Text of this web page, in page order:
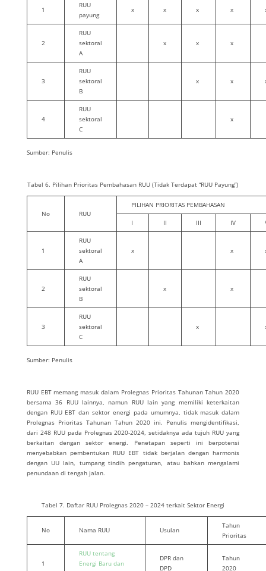
1
RUU
payung
x x x x
2
RUU
sektoral
A
x x x
3
RUU
sektoral
B
x x
4
RUU
sektoral
C
x
Sumber: Penulis
Tabel 6. Pilihan Prioritas Pembahasan RUU (Tidak Terdapat “RUU Payung”)
No RUU
PILIHAN PRIORITAS PEMBAHASAN
I II III IV
1
RUU
sektoral
A
x x
2
RUU
sektoral
B
x x
3
RUU
sektoral
C
x
Sumber: Penulis
RUU EBT memang masuk dalam Prolegnas Prioritas Tahunan Tahun 2020
bersama 36 RUU lainnya, namun RUU lain yang memiliki keterkaitan
dengan RUU EBT dan sektor energi pada umumnya, tidak masuk dalam
Prolegnas Prioritas Tahunan Tahun 2020 ini. Penulis mengidentifikasi,
dari 248 RUU pada Prolegnas 2020-2024, setidaknya ada tujuh RUU yang
berkaitan dengan sektor energi. Penetapan seperti ini berpotensi
menyebabkan pembentukan RUU EBT tidak berjalan dengan harmonis
dengan UU lain, tumpang tindih pengaturan, atau bahkan mengalami
penundaan di tengah jalan.
Tabel 7. Daftar RUU Prolegnas 2020 – 2024 terkait Sektor Energi
No Nama RUU Usulan
Tahun
Prioritas
1
RUU tentang
Energi Baru dan
DPR dan
DPD
Tahun
2020